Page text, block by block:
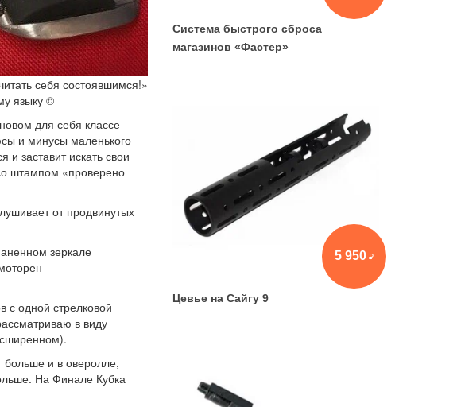
себя состоявшимся!»
языку ©
для себя классе
и минусы маленького
заставит искать свои
штампом «проверено
от продвинутых
зеркале
одной стрелковой
в виду
и в оверолле,
На Финале Кубка
Система быстрого сброса
магазинов «Фастер»
5 950
Цевье на Сайгу 9